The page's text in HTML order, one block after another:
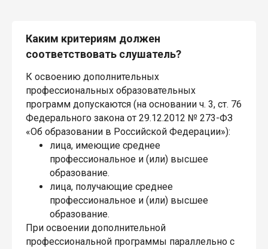
Каким критериям должен
соответствовать слушатель?
К освоению дополнительных
профессиональных образовательных
программ допускаются (на основании ч. 3, ст. 76
Федерального закона от 29.12.2012 № 273-ФЗ
«Об образовании в Российской Федерации»):
лица, имеющие среднее
профессиональное и (или) высшее
образование.
лица, получающие среднее
профессиональное и (или) высшее
образование.
При освоении дополнительной
профессиональной программы параллельно с